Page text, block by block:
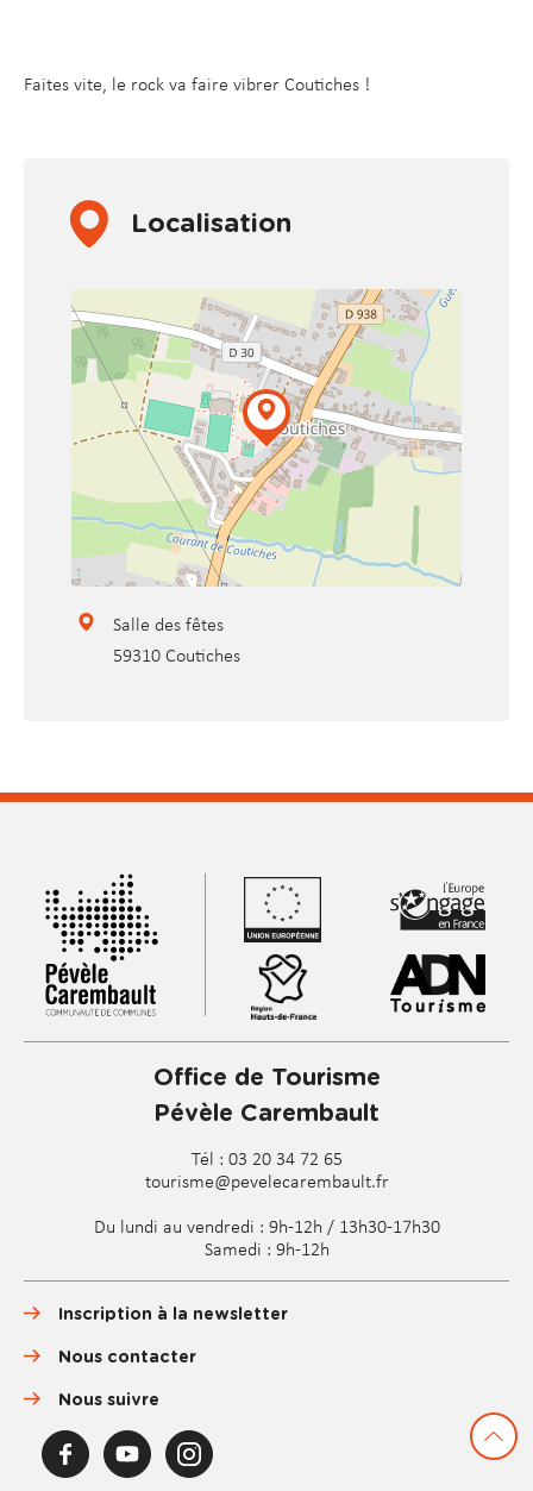
Faites vite, le rock va faire vibrer Coutiches !
Localisation
+ −
Leaflet OpenStreetMap contributors
Salle des fêtes
59310 Coutiches
Office de Tourisme
Pévèle Carembault
Tél : 03 20 34 72 65
tourisme@pevelecarembault.fr
Du lundi au vendredi : 9h-12h / 13h30-17h30
Samedi : 9h-12h
Inscription à la newsletter
Nous contacter
Nous suivre
F
a
Y
o
I
n